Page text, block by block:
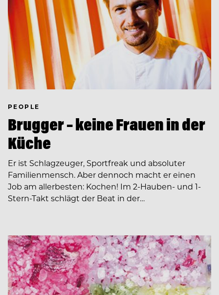
PEOPLE
Brugger – keine Frauen in der
Küche
Er ist Schlagzeuger, Sportfreak und absoluter
Familienmensch. Aber dennoch macht er einen
Job am allerbesten: Kochen! Im 2-Hauben- und 1-
Stern-Takt schlägt der Beat in der…